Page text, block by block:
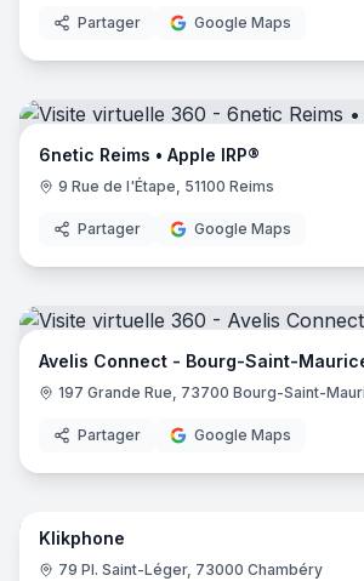
Partager Google Maps
6netic Reims • Apple IRP®
9 Rue de l'Étape, 51100 Reims
Partager Google Maps
Avelis Connect - Bourg-Saint-
197 Grande Rue, 73700 Bourg-Saint-
Partager Google Maps
Klikphone
79 Pl. Saint-Léger, 73000 Chambéry